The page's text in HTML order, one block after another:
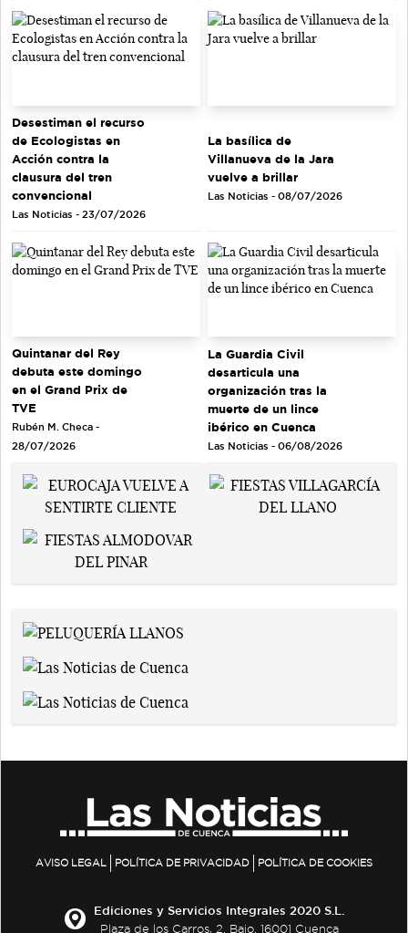
Desestiman el recurso
de Ecologistas en
Acción contra la
clausura del tren
convencional
Las Noticias - 23/07/2026
La basílica de
Villanueva de la Jara
vuelve a brillar
Las Noticias - 08/07/2026
Quintanar del Rey
debuta este domingo
en el Grand Prix de
TVE
Rubén M. Checa -
28/07/2026
La Guardia Civil
desarticula una
organización tras la
muerte de un lince
ibérico en Cuenca
Las Noticias - 06/08/2026
AVISO LEGAL POLÍTICA DE PRIVACIDAD POLÍTICA DE COOKIES
Ediciones y Servicios Integrales 2020 S.L.
Plaza de los Carros, 2. Bajo. 16001 Cuenca